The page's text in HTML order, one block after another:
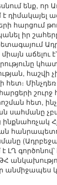
ենք, որ
է
հարցում
իր
աճելու
հաշվի
հետ։
շուրջ
հետ,
սահմանը
անմիջապես